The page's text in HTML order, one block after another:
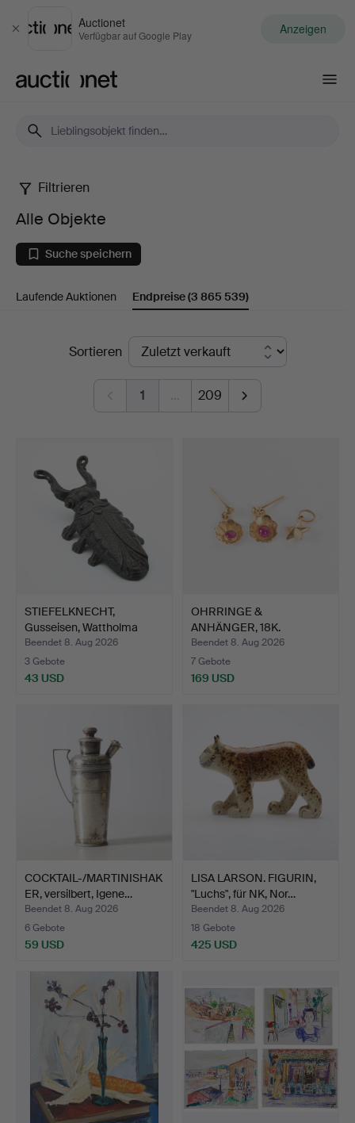
Schließen
Auctionet
Verfügbar auf Google Play Anzeigen
Alle
Objekte
Filtrieren
Alle Objekte
Suche speichern
Laufende Auktionen Endpreise(3 865 539)
EndpreiseSortieren
1 … 209
STIEFELKNECHT,
Gusseisen, Wattholma
Bruk, …
Beendet 8. Aug 2026
3 Gebote
43 USD
OHRRINGE &
ANHÄNGER, 18K.
Beendet 8. Aug 2026
7 Gebote
169 USD
COCKTAIL-/MARTINISHAK
ER, versilbert, Igene…
Beendet 8. Aug 2026
6 Gebote
59 USD
LISA LARSON. FIGURIN,
"Luchs", für NK, Nor…
Beendet 8. Aug 2026
18 Gebote
425 USD